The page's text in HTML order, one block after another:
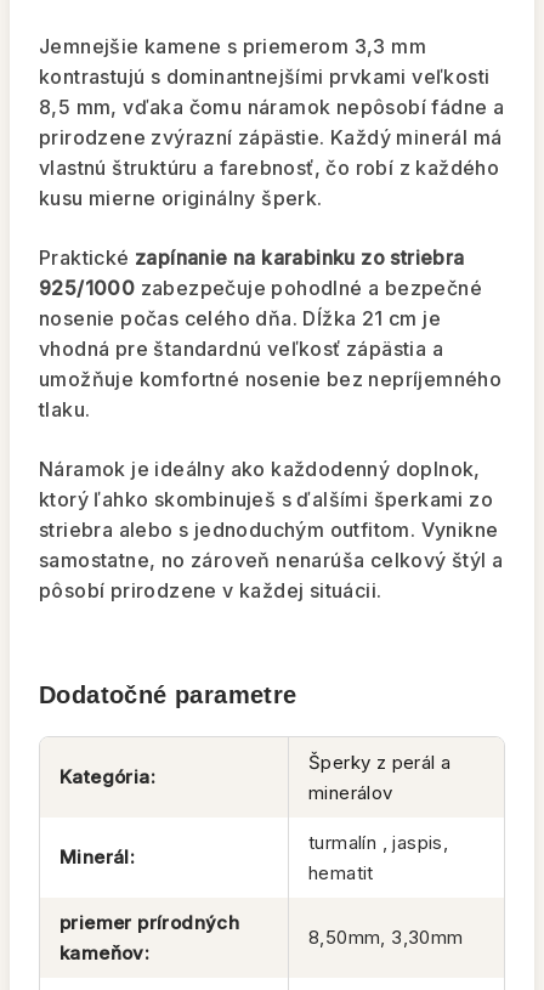
Jemnejšie kamene s priemerom 3,3 mm
kontrastujú s dominantnejšími prvkami veľkosti
8,5 mm, vďaka čomu náramok nepôsobí fádne a
prirodzene zvýrazní zápästie. Každý minerál má
vlastnú štruktúru a farebnosť, čo robí z každého
kusu mierne originálny šperk.
Praktické zapínanie na karabinku zo striebra
925/1000 zabezpečuje pohodlné a bezpečné
nosenie počas celého dňa. Dĺžka 21 cm je
vhodná pre štandardnú veľkosť zápästia a
umožňuje komfortné nosenie bez nepríjemného
tlaku.
Náramok je ideálny ako každodenný doplnok,
ktorý ľahko skombinuješ s ďalšími šperkami zo
striebra alebo s jednoduchým outfitom. Vynikne
samostatne, no zároveň nenarúša celkový štýl a
pôsobí prirodzene v každej situácii.
Dodatočné parametre
Kategória:
Šperky z perál a
minerálov
Minerál:
turmalín , jaspis,
hematit
priemer prírodných
kameňov:
8,50mm, 3,30mm